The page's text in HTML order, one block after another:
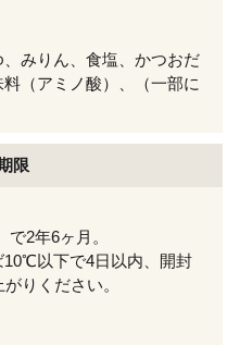
みりん、食塩、かつおだ
（アミノ酸）、（一部に
限
2年6ヶ月。
10℃以下で4日以内、開封
りください。